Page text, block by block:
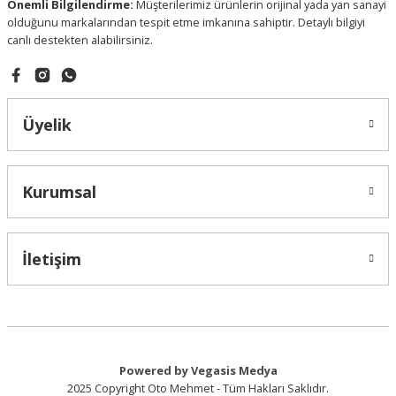
Önemli Bilgilendirme: Müşterilerimiz ürünlerin orijinal yada yan sanayi
olduğunu markalarından tespit etme imkanına sahiptir. Detaylı bilgiyi
canlı destekten alabilirsiniz.
Üyelik
Kurumsal
İletişim
Powered by Vegasis Medya
2025 Copyright Oto Mehmet - Tüm Hakları Saklıdır.